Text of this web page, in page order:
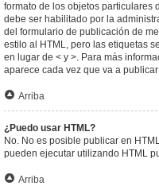
formato de los objetos particulares
debe ser habilitado por la
del formulario de publicación de
estilo al HTML, pero las etiquetas
en lugar de < y >. Para más
aparece cada vez que va a
Arriba
¿Puedo usar HTML?
No. No es posible publicar en
pueden ejecutar utilizando HTML
Arriba